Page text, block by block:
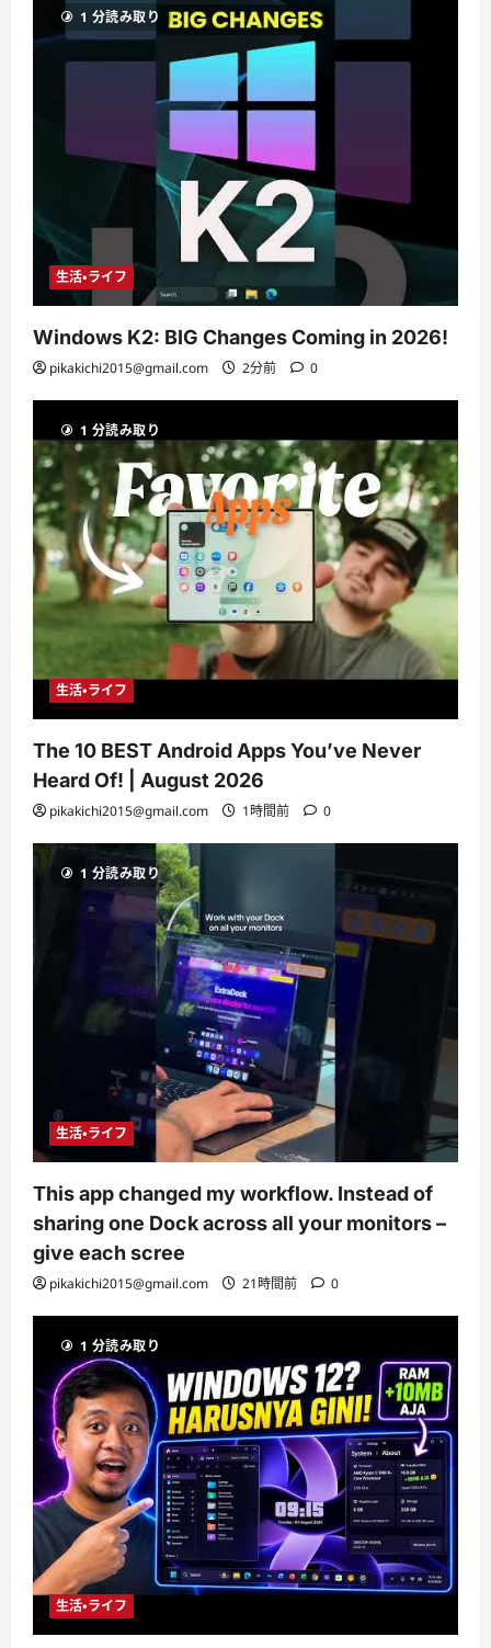
1 分読み取り
生活・ライフ
Windows K2: BIG Changes Coming in 2026!
pikakichi2015@gmail.com 2分前 0
1 分読み取り
生活・ライフ
The 10 BEST Android Apps You’ve Never
Heard Of! | August 2026
pikakichi2015@gmail.com 1時間前 0
1 分読み取り
生活・ライフ
This app changed my workflow. Instead of
sharing one Dock across all your monitors –
give each scree
pikakichi2015@gmail.com 21時間前 0
1 分読み取り
生活・ライフ